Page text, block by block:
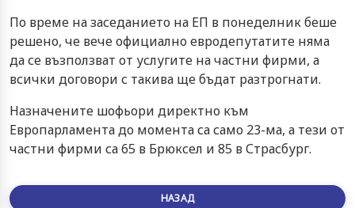
По време на заседанието на ЕП в понеделник беше
решено, че вече официално евродепутатите няма
да се възползват от услугите на частни фирми, а
всички договори с такива ще бъдат разтрогнати.
Назначените шофьори директно към
Европарламента до момента са само 23-ма, а тези от
частни фирми са 65 в Брюксел и 85 в Страсбург.
НАЗАД